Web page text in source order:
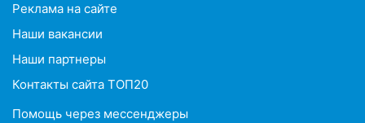
Реклама на сайте
Наши вакансии
Наши партнеры
Контакты сайта ТОП20
Помощь через мессенджеры